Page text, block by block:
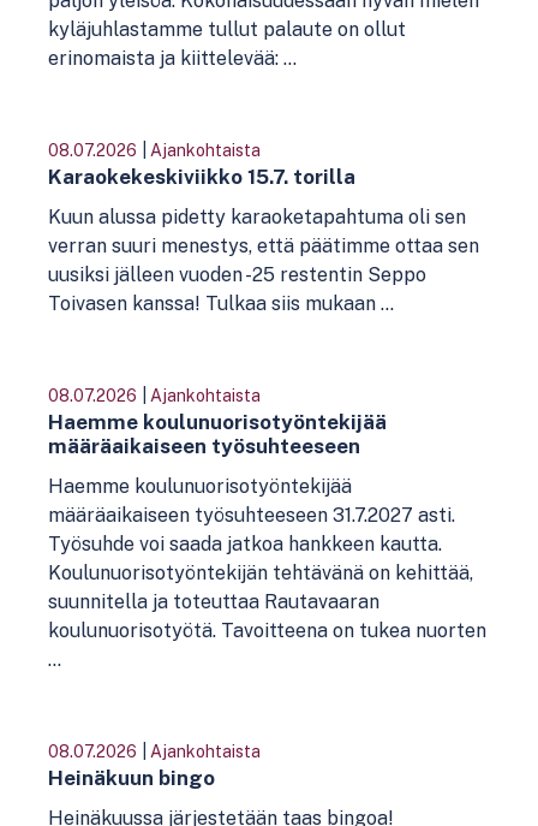
kyläjuhlastamme tullut palaute on ollut
erinomaista ja kiittelevää: ...
08.07.2026 Ajankohtaista
Karaokekeskiviikko 15.7. torilla
Kuun alussa pidetty karaoketapahtuma oli sen
verran suuri menestys, että päätimme ottaa sen
uusiksi jälleen vuoden -25 restentin Seppo
Toivasen kanssa! Tulkaa siis mukaan ...
08.07.2026 Ajankohtaista
Haemme koulunuorisotyöntekijää
määräaikaiseen työsuhteeseen
Haemme koulunuorisotyöntekijää
määräaikaiseen työsuhteeseen 31.7.2027 asti.
Työsuhde voi saada jatkoa hankkeen kautta.
Koulunuorisotyöntekijän tehtävänä on kehittää,
suunnitella ja toteuttaa Rautavaaran
koulunuorisotyötä. Tavoitteena on tukea nuorten
...
08.07.2026 Ajankohtaista
Heinäkuun bingo
Heinäkuussa järjestetään taas bingoa!